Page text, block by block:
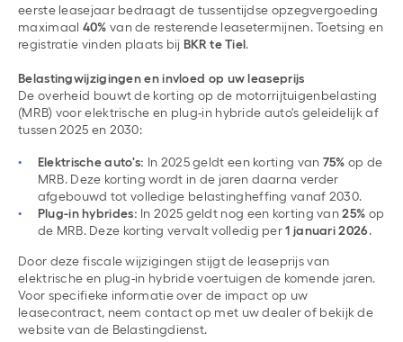
eerste leasejaar bedraagt de tussentijdse opzegvergoeding
maximaal 40% van de resterende leasetermijnen. Toetsing en
registratie vinden plaats bij BKR te Tiel.
Belastingwijzigingen en invloed op uw leaseprijs
De overheid bouwt de korting op de motorrijtuigenbelasting
(MRB) voor elektrische en plug-in hybride auto's geleidelijk af
tussen 2025 en 2030:
Elektrische auto's: In 2025 geldt een korting van 75% op de
MRB. Deze korting wordt in de jaren daarna verder
afgebouwd tot volledige belastingheffing vanaf 2030.
Plug-in hybrides: In 2025 geldt nog een korting van25% op
de MRB. Deze korting vervalt volledig per1 januari 2026.
Door deze fiscale wijzigingen stijgt de leaseprijs van
elektrische en plug-in hybride voertuigen de komende jaren.
Voor specifieke informatie over de impact op uw
leasecontract, neem contact op met uw dealer of bekijk de
website van de Belastingdienst.